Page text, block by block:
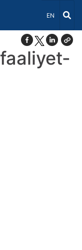
Dil Seçiniz
EN